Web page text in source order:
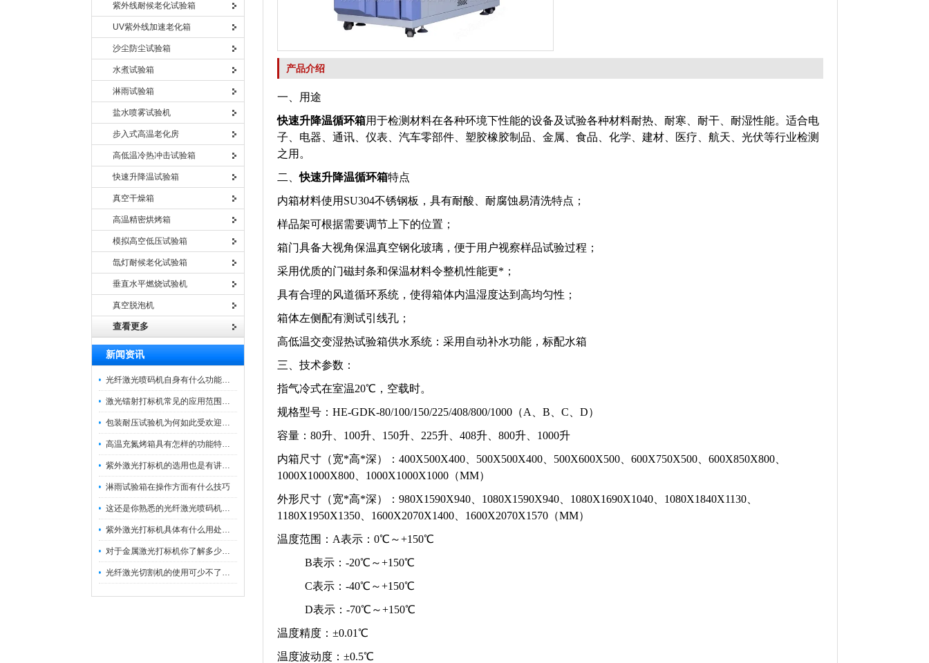
紫外线耐候老化试验箱
UV紫外线加速老化箱
沙尘防尘试验箱
水煮试验箱
淋雨试验箱
盐水喷雾试验机
步入式高温老化房
高低温冷热冲击试验箱
快速升降温试验箱
真空干燥箱
高温精密烘烤箱
模拟高空低压试验箱
氙灯耐候老化试验箱
垂直水平燃烧试验机
真空脱泡机
查看更多
新闻资讯
光纤激光喷码机自身有什么功能？不妨看看下文
激光镭射打标机常见的应用范围如下
包装耐压试验机为何如此受欢迎呢？
高温充氮烤箱具有怎样的功能特点呢？
紫外激光打标机的选用也是有讲究的
淋雨试验箱在操作方面有什么技巧
这还是你熟悉的光纤激光喷码机吗？
紫外激光打标机具体有什么用处呢？
对于金属激光打标机你了解多少呢？
光纤激光切割机的使用可少不了以下步骤
产品介绍
一、用途
快速升降温循环箱用于检测材料在各种环境下性能的设备及试验各种材料耐热、耐寒、耐干、耐湿性能。适合电
子、电器、通讯、仪表、汽车零部件、塑胶橡胶制品、金属、食品、化学、建材、医疗、航天、光伏等行业检测
之用。
二、快速升降温循环箱特点
内箱材料使用SU304不锈钢板，具有耐酸、耐腐蚀易清洗特点；
样品架可根据需要调节上下的位置；
箱门具备大视角保温真空钢化玻璃，便于用户视察样品试验过程；
采用优质的门磁封条和保温材料令整机性能更*；
具有合理的风道循环系统，使得箱体内温湿度达到高均匀性；
箱体左侧配有测试引线孔；
高低温交变湿热试验箱供水系统：采用自动补水功能，标配水箱
三、技术参数：
指气冷式在室温20℃，空载时。
规格型号：HE-GDK-80/100/150/225/408/800/1000（A、B、C、D）
容量：80升、100升、150升、225升、408升、800升、1000升
内箱尺寸（宽*高*深）：400X500X400、500X500X400、500X600X500、600X750X500、600X850X800、
1000X1000X800、1000X1000X1000（MM）
外形尺寸（宽*高*深）：980X1590X940、1080X1590X940、1080X1690X1040、1080X1840X1130、
1180X1950X1350、1600X2070X1400、1600X2070X1570（MM）
温度范围：A表示：0℃～+150℃
B表示：-20℃～+150℃
C表示：-40℃～+150℃
D表示：-70℃～+150℃
温度精度：±0.01℃
温度波动度：±0.5℃